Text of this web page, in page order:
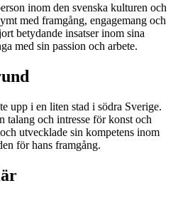
inom den svenska kulturen och
med framgång, engagemang och
betydande insatser inom sina
med sin passion och arbete.
upp i en liten stad i södra Sverige.
talang och intresse för konst och
utvecklade sin kompetens inom
för hans framgång.